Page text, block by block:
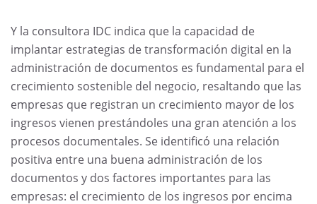
Y la consultora IDC indica que la capacidad de
implantar estrategias de transformación digital en la
administración de documentos es fundamental para el
crecimiento sostenible del negocio, resaltando que las
empresas que registran un crecimiento mayor de los
ingresos vienen prestándoles una gran atención a los
procesos documentales. Se identificó una relación
positiva entre una buena administración de los
documentos y dos factores importantes para las
empresas: el crecimiento de los ingresos por encima